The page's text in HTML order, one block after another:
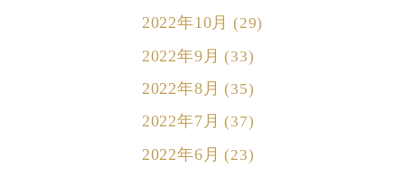
2022年10月 (29)
2022年9月 (33)
2022年8月 (35)
2022年7月 (37)
2022年6月 (23)